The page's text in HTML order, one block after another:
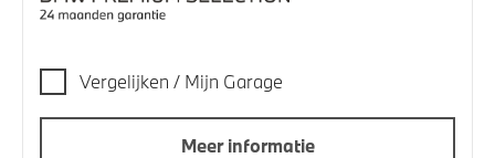
Vergelijken / Mijn Garage
Meer informatie